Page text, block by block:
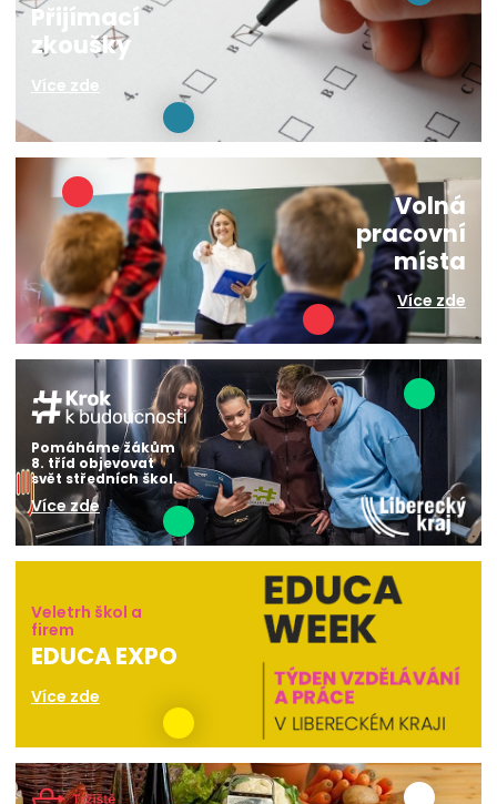
Přijímací
zkoušky
Více zde
Volná
pracovní
místa
Více zde
Pomáháme žákům
8. tříd objevovat
svět středních škol.
Více zde
Veletrh škol a
firem
EDUCA EXPO
Více zde